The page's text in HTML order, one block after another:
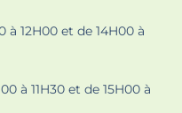
12H00 et de 14H00 à
à 11H30 et de 15H00 à